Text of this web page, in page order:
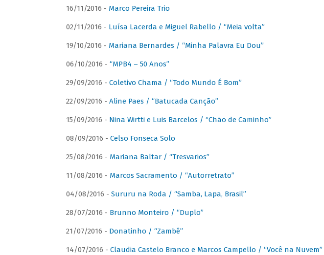
16/11/2016 - Marco Pereira Trio
02/11/2016 - Luísa Lacerda e Miguel Rabello / “Meia volta”
19/10/2016 - Mariana Bernardes / “Minha Palavra Eu Dou”
06/10/2016 - “MPB4 – 50 Anos”
29/09/2016 - Coletivo Chama / “Todo Mundo É Bom”
22/09/2016 - Aline Paes / “Batucada Canção”
15/09/2016 - Nina Wirtti e Luis Barcelos / “Chão de Caminho”
08/09/2016 - Celso Fonseca Solo
25/08/2016 - Mariana Baltar / “Tresvarios”
11/08/2016 - Marcos Sacramento / “Autorretrato”
04/08/2016 - Sururu na Roda / “Samba, Lapa, Brasil”
28/07/2016 - Brunno Monteiro / “Duplo”
21/07/2016 - Donatinho / “Zambê”
14/07/2016 - Claudia Castelo Branco e Marcos Campello / “Você na Nuvem”